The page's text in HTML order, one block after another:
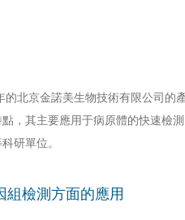
的北京金諾美生物技術有限公司
，其主要應用于病原體的快速檢
研單位。
因組檢測方面的應用